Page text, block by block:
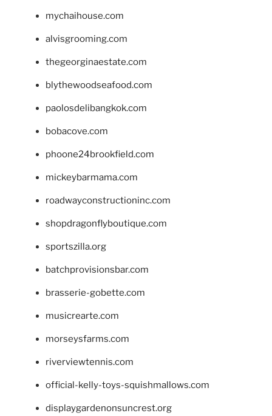
mychaihouse.com
alvisgrooming.com
thegeorginaestate.com
blythewoodseafood.com
paolosdelibangkok.com
bobacove.com
phoone24brookfield.com
mickeybarmama.com
roadwayconstructioninc.com
shopdragonflyboutique.com
sportszilla.org
batchprovisionsbar.com
brasserie-gobette.com
musicrearte.com
morseysfarms.com
riverviewtennis.com
official-kelly-toys-squishmallows.com
displaygardenonsuncrest.org